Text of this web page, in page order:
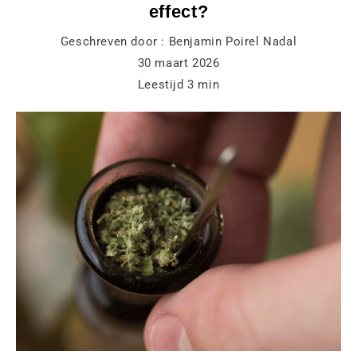
effect?
Geschreven door : Benjamin Poirel Nadal
30 maart 2026
Leestijd3 min